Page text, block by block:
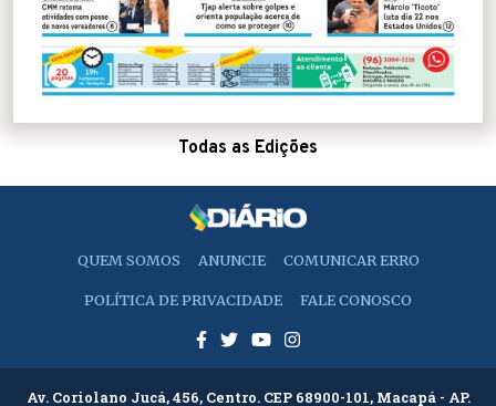
Todas as Edições
QUEM SOMOS ANUNCIE COMUNICAR ERRO
POLÍTICA DE PRIVACIDADE FALE CONOSCO
Av. Coriolano Jucá, 456, Centro. CEP 68900-101, Macapá - AP.